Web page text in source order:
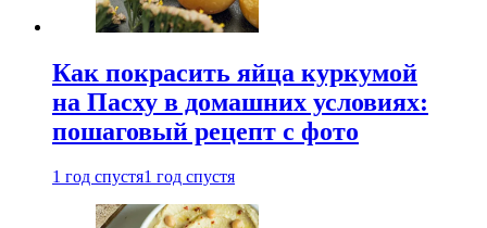
Как покрасить яйца куркумой
на Пасху в домашних условиях:
пошаговый рецепт с фото
1 год спустя1 год спустя